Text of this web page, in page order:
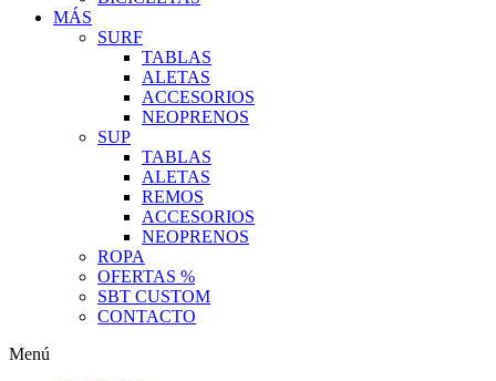
MÁS
SURF
TABLAS
ALETAS
ACCESORIOS
NEOPRENOS
SUP
TABLAS
ALETAS
REMOS
ACCESORIOS
NEOPRENOS
ROPA
OFERTAS %
SBT CUSTOM
CONTACTO
Menú